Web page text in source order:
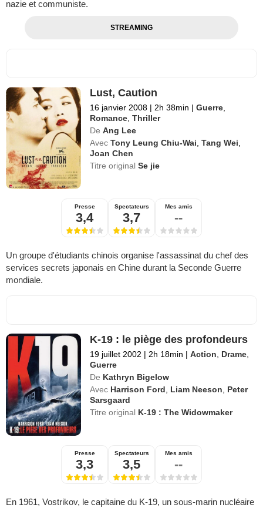
nazie et communiste.
STREAMING
Lust, Caution
16 janvier 2008 | 2h 38min | Guerre
Romance ,Thriller
De Ang Lee
Avec Tony Leung Chiu-Wai ,Tang Wei
Joan Chen
Titre originalSe jie
Presse
3,4
Spectateurs
3,7
Mes amis
--
Un groupe d'étudiants chinois organise l'assassinat du chef des
services secrets japonais en Chine durant la Seconde Guerre
mondiale.
K-19 : le piège des profondeurs
19 juillet 2002 | 2h 18min | Action Drame
Guerre
De Kathryn Bigelow
Avec Harrison Ford Liam Neeson
Peter
Sarsgaard
Titre original K-19 : The Widowmaker
Presse
3,3
Spectateurs
3,5
Mes amis
--
En 1961, Vostrikov, le capitaine du K-19, un sous-marin nucléaire